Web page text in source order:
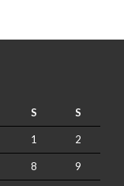
S S
1 2
8 9